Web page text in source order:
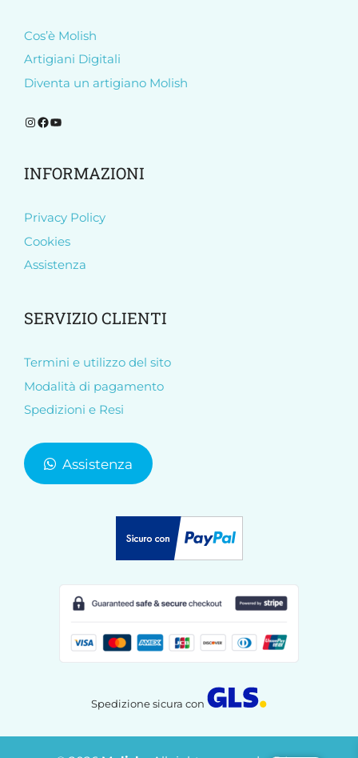
Cos’è Molish
Artigiani Digitali
Diventa un artigiano Molish
Segui Molish su Instagram
Segui Molish su Facebook
Iscriviti al nostro canale YouTube
INFORMAZIONI
Privacy Policy
Cookies
Assistenza
SERVIZIO CLIENTI
Termini e utilizzo del sito
Modalità di pagamento
Spedizioni e Resi
Assistenza
Spedizione sicura con